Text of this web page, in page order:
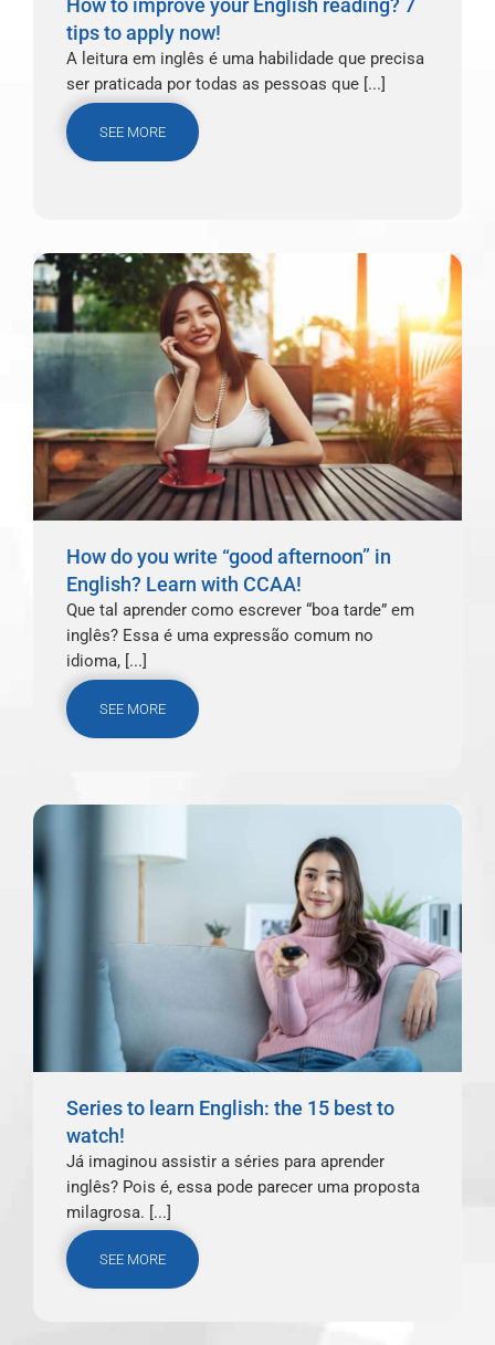
How to improve your English reading? 7
tips to apply now!
A leitura em inglês é uma habilidade que precisa
ser praticada por todas as pessoas que [...]
SEE MORE
How do you write “good afternoon” in
English? Learn with CCAA!
Que tal aprender como escrever “boa tarde” em
inglês? Essa é uma expressão comum no
idioma, [...]
SEE MORE
Series to learn English: the 15 best to
watch!
Já imaginou assistir a séries para aprender
inglês? Pois é, essa pode parecer uma proposta
milagrosa. [...]
SEE MORE